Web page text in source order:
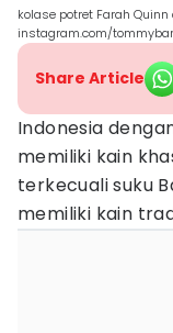
kolase potret Farah
instagram.com/
Share Article
Indonesia
memiliki kain
terkecuali suku
memiliki kain